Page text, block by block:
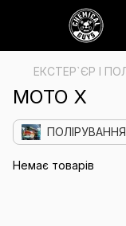
ЕКСТЕР`ЄР І
MOTO X
ПОЛІРУВАННЯ
Немає товарів